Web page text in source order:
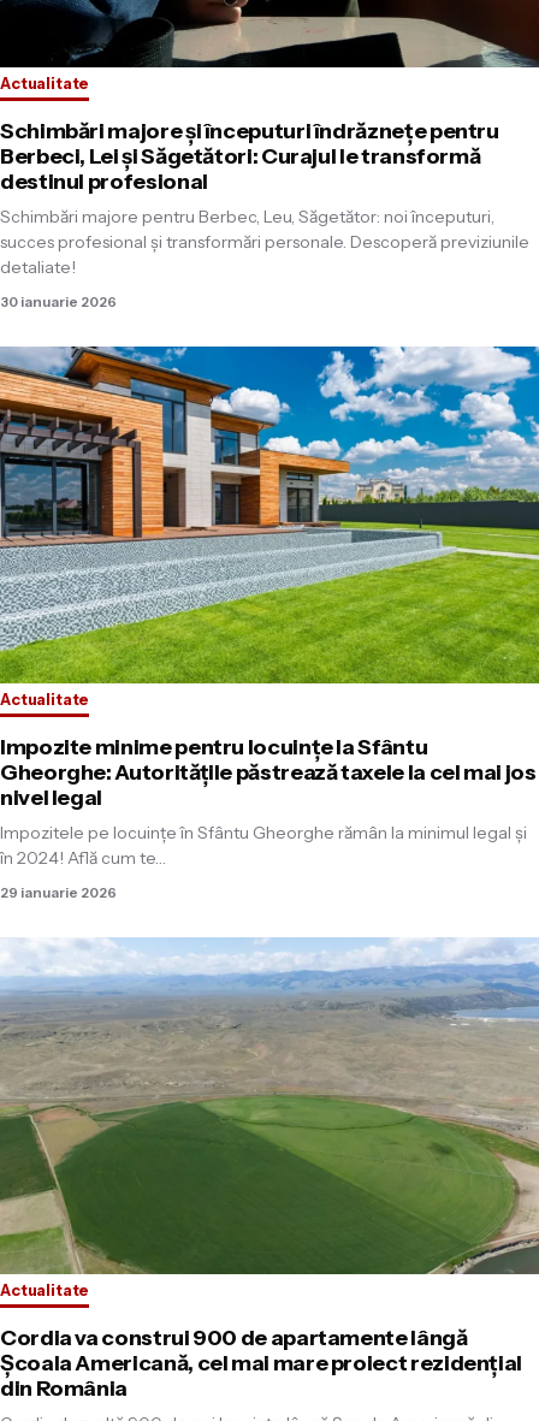
Actualitate
Schimbări majore și începuturi îndrăznețe pentru
Berbeci, Lei și Săgetători: Curajul le transformă
destinul profesional
Schimbări majore pentru Berbec, Leu, Săgetător: noi începuturi,
succes profesional și transformări personale. Descoperă previziunile
detaliate!
30 ianuarie 2026
Actualitate
Impozite minime pentru locuințe la Sfântu
Gheorghe: Autoritățile păstrează taxele la cel mai jos
nivel legal
Impozitele pe locuințe în Sfântu Gheorghe rămân la minimul legal și
în 2024! Află cum te…
29 ianuarie 2026
Actualitate
Cordia va construi 900 de apartamente lângă
Școala Americană, cel mai mare proiect rezidențial
din România